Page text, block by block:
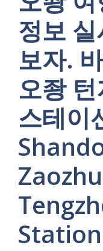
정보
보자.
오좡
스테이